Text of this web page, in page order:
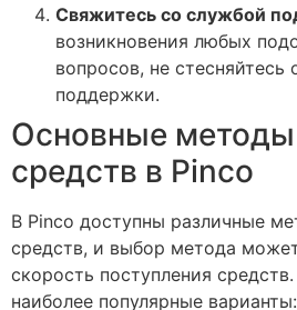
Свяжитесь со службой
возникновения любых
вопросов, не
поддержки.
Основные
средств в Pinco
В Pinco доступны различные
средств, и выбор метода
скорость поступления
наиболее популярные варианты: